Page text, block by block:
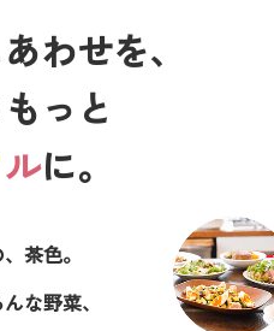
わせを、
っと
ルに。
茶色。
な野菜、